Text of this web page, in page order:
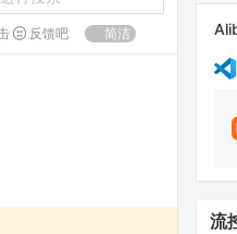
反馈吧 简洁
流